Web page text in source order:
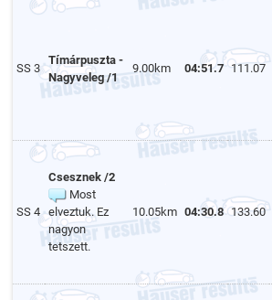
SS 3
Tímárpuszta -
Nagyveleg /1
9.00km 04:51.7 111.07
SS 4
Csesznek /2
Most
elveztuk. Ez
nagyon
tetszett.
10.05km 04:30.8 133.60